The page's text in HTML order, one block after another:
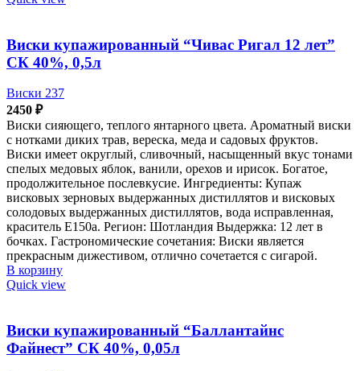
Виски купажированный “Чивас Ригал 12 лет”
СК 40%, 0,5л
Виски 237
2450 ₽
Виски сияющего, теплого янтарного цвета. Ароматный виски
с нотками диких трав, вереска, меда и садовых фруктов.
Виски имеет округлый, сливочный, насыщенный вкус тонами
спелых медовых яблок, ванили, орехов и ирисок. Богатое,
продолжительное послевкусие. Ингредиенты: Купаж
висковых зерновых выдержанных дистиллятов и висковых
солодовых выдержанных дистиллятов, вода исправленная,
краситель Е150а. Регион: Шотландия Выдержка: 12 лет в
бочках. Гастрономические сочетания: Виски является
прекрасным дижестивом, отлично сочетается с сигарой.
В корзину
Quick view
Виски купажированный “Баллантайнс
Файнест” СК 40%, 0,05л